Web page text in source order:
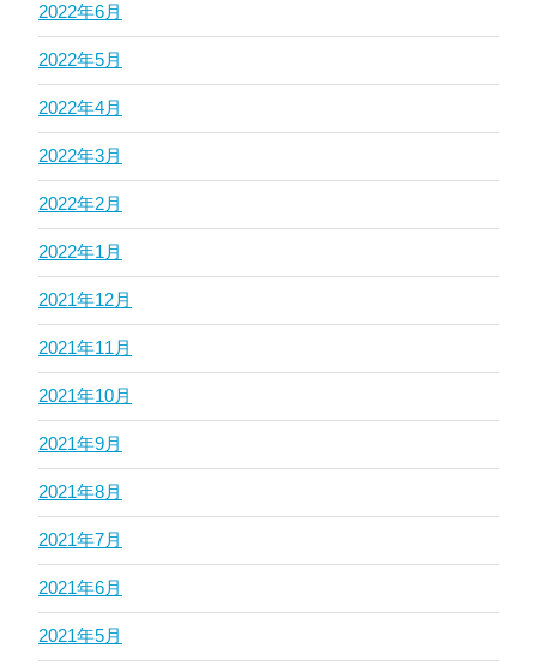
2022年6月
2022年5月
2022年4月
2022年3月
2022年2月
2022年1月
2021年12月
2021年11月
2021年10月
2021年9月
2021年8月
2021年7月
2021年6月
2021年5月